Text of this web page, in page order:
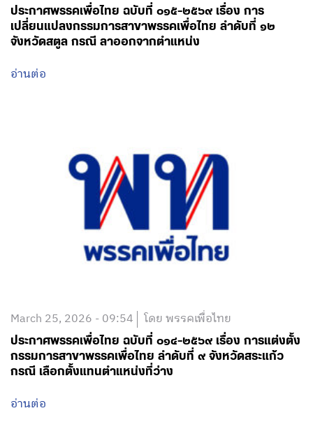
ประกาศพรรคเพื่อไทย ฉบับที่ ๐๑๕-๒๕๖๙ เรื่อง การ
เปลี่ยนแปลงกรรมการสาขาพรรคเพื่อไทย ลำดับที่ ๑๒
จังหวัดสตูล กรณี ลาออกจากตำแหน่ง
อ่านต่อ
March 25, 2026 - 09:54 โดย พรรคเพื่อไทย
ประกาศพรรคเพื่อไทย ฉบับที่ ๐๑๔-๒๕๖๙ เรื่อง การแต่งตั้ง
กรรมการสาขาพรรคเพื่อไทย ลำดับที่ ๙ จังหวัดสระแก้ว
กรณี เลือกตั้งแทนตำแหน่งที่ว่าง
อ่านต่อ